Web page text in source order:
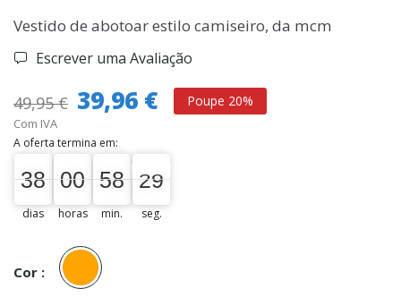
Vestido de abotoar estilo camiseiro, da mcm
Escrever uma Avaliação
49,95 € 39,96 € Poupe 20%
Com IVA
A oferta termina em:
38
38
00
dias
00
00
00
horas
58
58
00
min.
28
28
29
seg.
Cor :
Laranja